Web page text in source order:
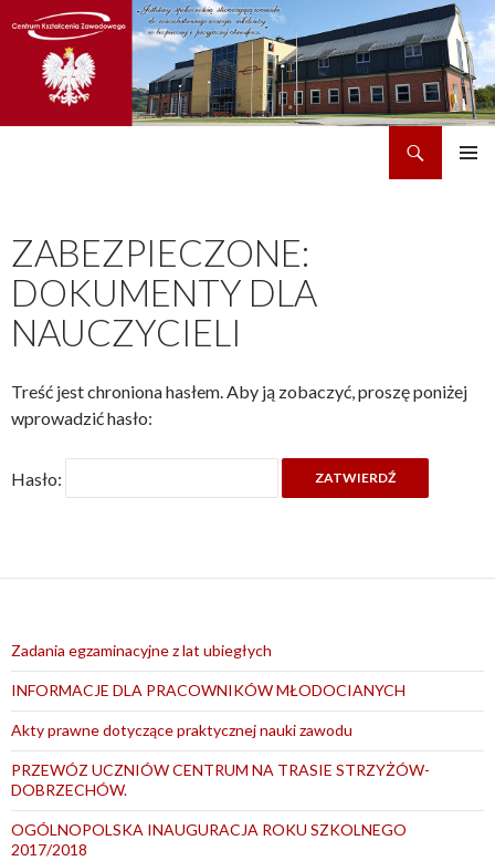
ZABEZPIECZONE:
DOKUMENTY DLA
NAUCZYCIELI
Treść jest chroniona hasłem. Aby ją zobaczyć, proszę poniżej
wprowadzić hasło:
Hasło:
Zadania egzaminacyjne z lat ubiegłych
INFORMACJE DLA PRACOWNIKÓW MŁODOCIANYCH
Akty prawne dotyczące praktycznej nauki zawodu
PRZEWÓZ UCZNIÓW CENTRUM NA TRASIE STRZYŻÓW-
DOBRZECHÓW.
OGÓLNOPOLSKA INAUGURACJA ROKU SZKOLNEGO
2017/2018